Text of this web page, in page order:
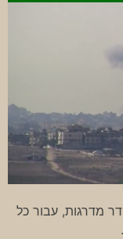
מדרגות, עבור כל